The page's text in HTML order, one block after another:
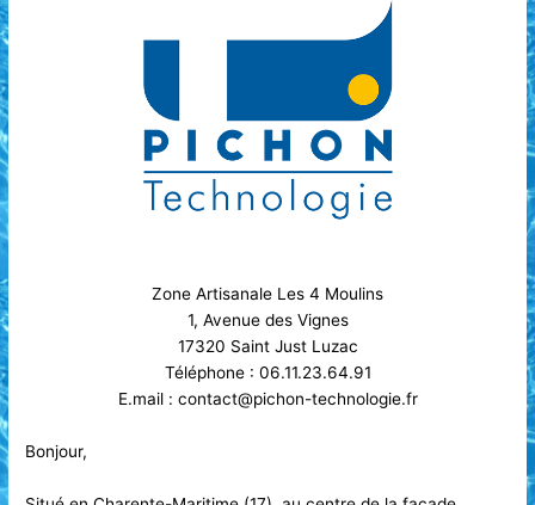
Zone Artisanale Les 4 Moulins
1, Avenue des Vignes
17320 Saint Just Luzac
Téléphone : 06.11.23.64.91
E.mail : contact@pichon-technologie.fr
Bonjour,